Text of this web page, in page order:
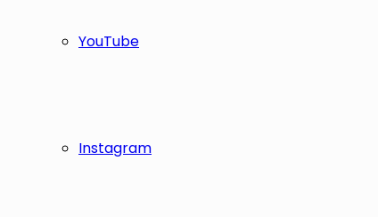
YouTube
Instagram